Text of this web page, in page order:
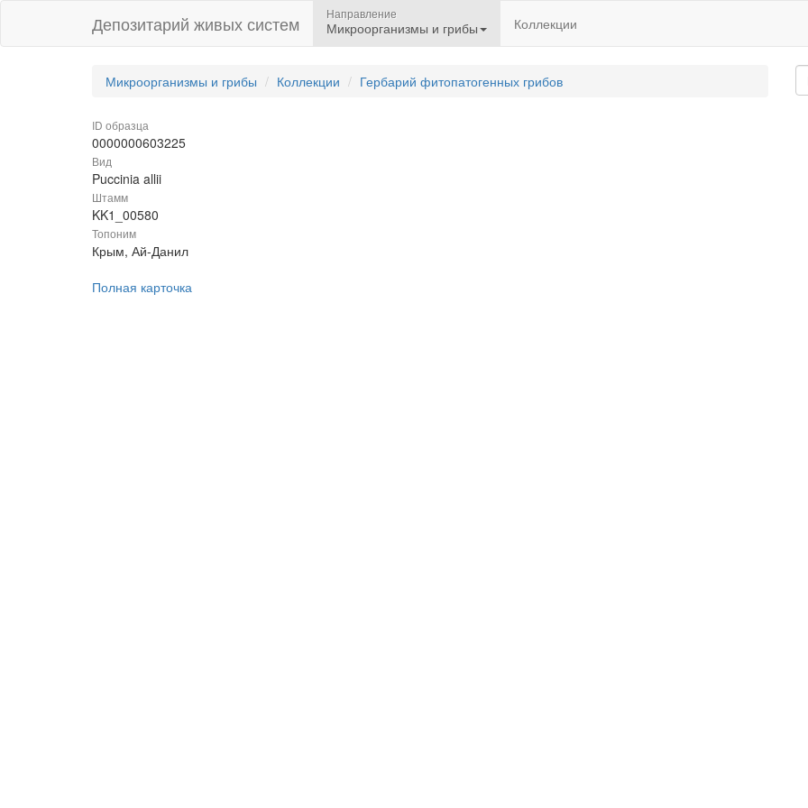
Депозитарий живых систем Направление
Микроорганизмы и грибы Коллекции
Микроорганизмы и грибы Коллекции Гербарий фитопатогенных грибов
ID образца
0000000603225
Вид
Puccinia allii
Штамм
KK1_00580
Топоним
Крым, Ай-Данил
Полная карточка